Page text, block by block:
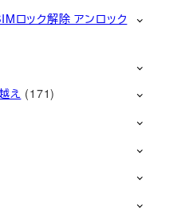
ロック解除 アンロック
え (171)